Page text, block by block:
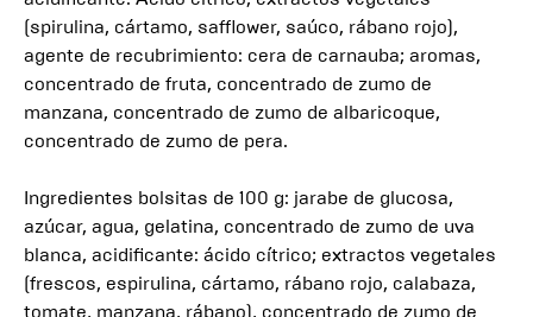
(spirulina, cártamo, safflower, saúco, rábano rojo),
agente de recubrimiento: cera de carnauba; aromas,
concentrado de fruta, concentrado de zumo de
manzana, concentrado de zumo de albaricoque,
concentrado de zumo de pera.
Ingredientes bolsitas de 100 g: jarabe de glucosa,
azúcar, agua, gelatina, concentrado de zumo de uva
blanca, acidificante: ácido cítrico; extractos vegetales
(frescos, espirulina, cártamo, rábano rojo, calabaza,
tomate, manzana, rábano), concentrado de zumo de